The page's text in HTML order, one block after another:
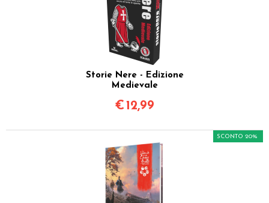
Storie Nere - Edizione
Medievale
€ 12,99
SCONTO 20%